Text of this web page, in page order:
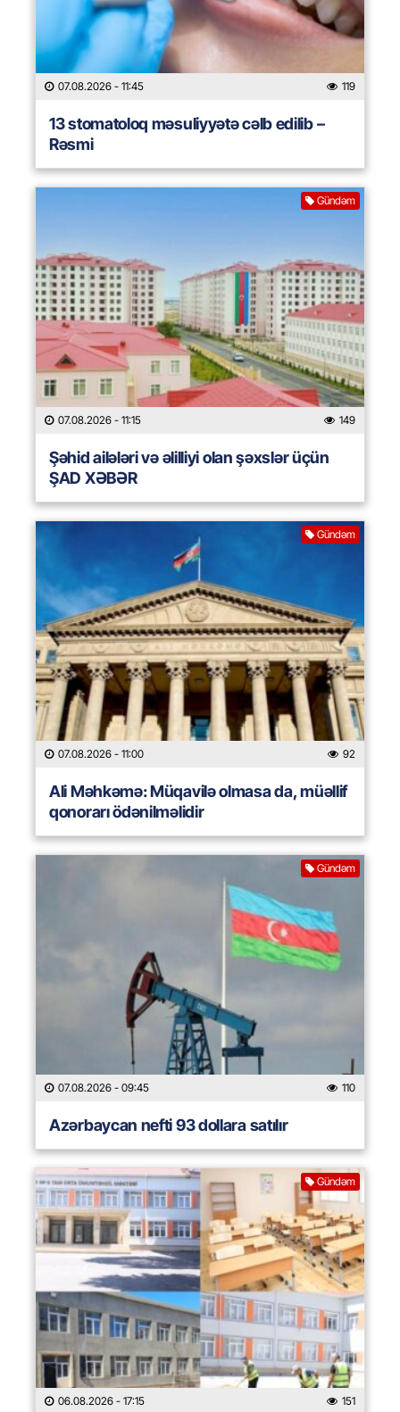
07.08.2026 - 11:45 119
13 stomatoloq məsuliyyətə cəlb edilib –
Rəsmi
Gündəm
07.08.2026 - 11:15 149
Şəhid ailələri və əlilliyi olan şəxslər üçün
ŞAD XƏBƏR
Gündəm
07.08.2026 - 11:00 92
Ali Məhkəmə: Müqavilə olmasa da, müəllif
qonorarı ödənilməlidir
Gündəm
07.08.2026 - 09:45 110
Azərbaycan nefti 93 dollara satılır
Gündəm
06.08.2026 - 17:15 151